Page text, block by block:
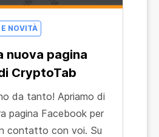
NOVITÀ
nuova pagina
CryptoTab
da tanto! Apriamo di
pagina Facebook per
contatto con voi. Su